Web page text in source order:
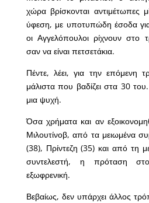
χώρα βρίσκονται αντιμέτωπες
ύφεση, με υποτυπώδη έσοδα
οι Αγγελόπουλοι ρίχνουν στο
σαν να είναι πετσετάκια.
Πέντε, λέει, για την επόμενη
μάλιστα που βαδίζει στα 30
μια ψυχή.
Όσα χρήματα και αν
Μιλουτίνοβ, από τα μειωμένα
(38), Πρίντεζη (35) και από τη
συντελεστή, η πρόταση
εξωφρενική.
Βεβαίως, δεν υπάρχει άλλος